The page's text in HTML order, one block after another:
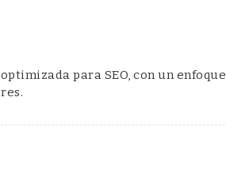
para SEO, con un enfoque